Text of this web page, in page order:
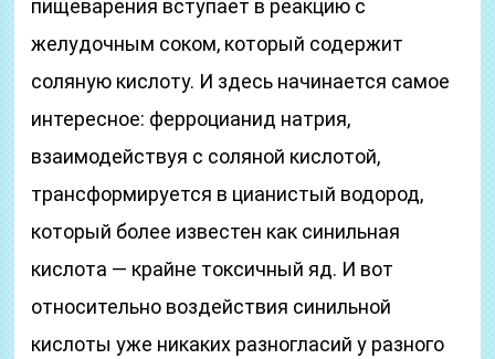
пищеварения вступает в реакцию с
желудочным соком, который содержит
соляную кислоту. И здесь начинается самое
интересное: ферроцианид натрия,
взаимодействуя с соляной кислотой,
трансформируется в цианистый водород,
который более известен как синильная
кислота — крайне токсичный яд. И вот
относительно воздействия синильной
кислоты уже никаких разногласий у разного